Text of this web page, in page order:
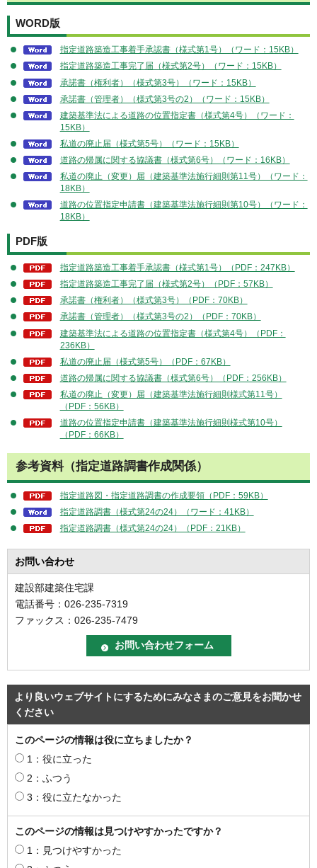
WORD版
指定道路築造工事着手承認書（様式第1号）（ワード：15KB）
指定道路築造工事完了届（様式第2号）（ワード：15KB）
承諾書（権利者）（様式第3号）（ワード：15KB）
承諾書（管理者）（様式第3号の2）（ワード：15KB）
建築基準法による道路の位置指定書（様式第4号）（ワード：
15KB）
私道の廃止届（様式第5号）（ワード：15KB）
道路の帰属に関する協議書（様式第6号）（ワード：16KB）
私道の廃止（変更）届（建築基準法施行細則第11号）（ワード：
18KB）
道路の位置指定申請書（建築基準法施行細則第10号）（ワード：
18KB）
PDF版
指定道路築造工事着手承認書（様式第1号）（PDF：247KB）
指定道路築造工事完了届（様式第2号）（PDF：57KB）
承諾書（権利者）（様式第3号）（PDF：70KB）
承諾書（管理者）（様式第3号の2）（PDF：70KB）
建築基準法による道路の位置指定書（様式第4号）（PDF：
236KB）
私道の廃止届（様式第5号）（PDF：67KB）
道路の帰属に関する協議書（様式第6号）（PDF：256KB）
私道の廃止（変更）届（建築基準法施行細則様式第11号）
（PDF：56KB）
道路の位置指定申請書（建築基準法施行細則様式第10号）
（PDF：66KB）
参考資料（指定道路調書作成関係）
指定道路図・指定道路調書の作成要領（PDF：59KB）
指定道路調書（様式第24の24）（ワード：41KB）
指定道路調書（様式第24の24）（PDF：21KB）
お問い合わせ
建設部建築住宅課
電話番号：026-235-7319
ファックス：026-235-7479
より良いウェブサイトにするためにみなさまのご意見をお聞かせ
ください
このページの情報は役に立ちましたか？
1：役に立った
2：ふつう
3：役に立たなかった
このページの情報は見つけやすかったですか？
1：見つけやすかった